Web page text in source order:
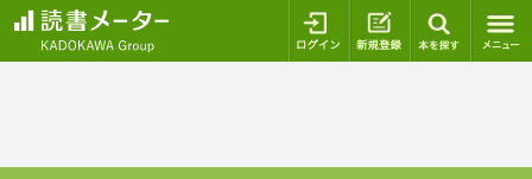
ログイン 新規登録